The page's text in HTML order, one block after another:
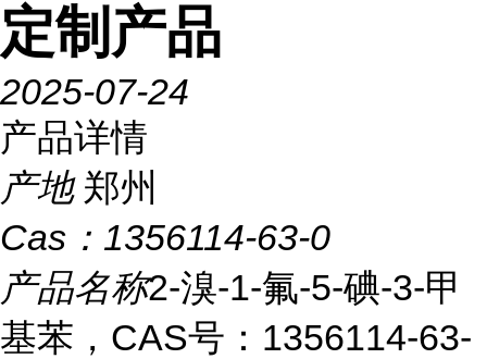
定制产品
2025-07-24
产品详情
产地 郑州
Cas： 1356114-63-0
产品名称2-溴-1-氟-5-碘-3-甲
基苯，CAS号：1356114-63-